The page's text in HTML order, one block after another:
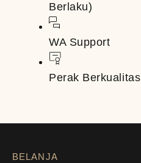
Berlaku)
WA Support
Perak Berkualitas
BELANJA